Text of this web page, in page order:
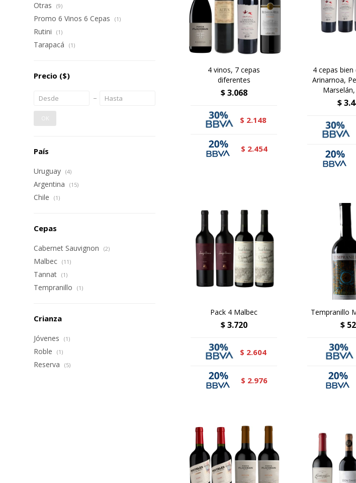
4 vinos, 7 cepas
diferentes
$ 3.068
$ 2.148
$ 2.454
4 cepas
Arinarnoa,
$
Pack 4 Malbec
$ 3.720
$ 2.604
$ 2.976
Tempranillo
$
Otras (9)
Promo 6 Vinos 6 Cepas (1)
Rutini (1)
Tarapacá (1)
Precio ($)
OK
País
Uruguay (4)
Argentina (15)
Chile (1)
Cepas
Cabernet Sauvignon (2)
Malbec (11)
Tannat (1)
Tempranillo (1)
Crianza
Jóvenes (1)
Roble (1)
Reserva (5)